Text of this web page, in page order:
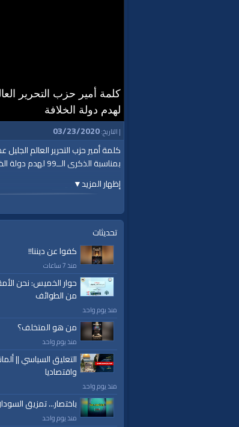
لهدم دولة الخلافة
| التاريخ:03/23/2020
إظهار المزيد▼
كلمة أمير حزب التحرير العالم الجليل
بمناسبة الذكرى الــ99 لهدم دولة الخلافة
#أقيموا_الخلافة
#YenidenHilafet
قناة الواقية: انحياز إلى مبدأ الأمة
@قناة الواقية
#قناة_الواقية
| alwaqiyahtv@twitter
الفئات:
أرشيف الواقية»في ذكرى هدم
قنوات:
برامج الواقية
العلامات:قناة
إسلام|أناشيد|دروس|خطب قوية|
تحديثات
كفوا عن ديننا!!
منذ 7 ساعات
حوار الخميس: نحن
من الطوائف
منذ يوم واحد
من هو المتخلف؟
منذ يوم واحد
التعليق السياسي ||
واقتصاديا
منذ يوم واحد
باختصار... تمزيق
منذ يوم واحد